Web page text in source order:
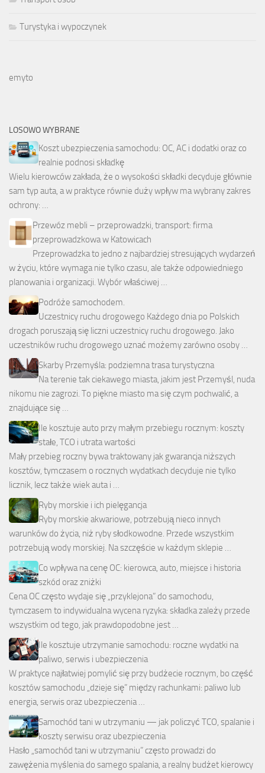
Turystyka i wypoczynek
emyto
LOSOWO WYBRANE
Koszt ubezpieczenia samochodu: OC, AC i dodatki oraz co
realnie podnosi składkę
Wielu kierowców zakłada, że o wysokości składki decyduje głównie
sam typ auta, a w praktyce równie duży wpływ ma wybrany zakres
ochrony: …
Przewóz mebli – przeprowadzki, transport: firma
przeprowadzkowa w Katowicach
Przeprowadzka to jedno z najbardziej stresujących wydarzeń
w życiu, które wymaga nie tylko czasu, ale także odpowiedniego
planowania i organizacji. Wybór właściwej …
Podróże samochodem.
Uczestnicy ruchu drogowego Każdego dnia po Polskich
drogach poruszają się liczni uczestnicy ruchu drogowego. Jako
uczestników ruchu drogowego uznać możemy zarówno osoby …
Skarby Przemyśla: podziemna trasa turystyczna
Na terenie tak ciekawego miasta, jakim jest Przemyśl, nuda
nikomu nie zagrozi. To piękne miasto ma się czym pochwalić, a
znajdujące się …
Ile kosztuje auto przy małym przebiegu rocznym: koszty
stałe, TCO i utrata wartości
Mały przebieg roczny bywa traktowany jak gwarancja niższych
kosztów, tymczasem o rocznych wydatkach decyduje nie tylko
licznik, lecz także wiek auta i …
Ryby morskie i ich pielęgancja
Ryby morskie akwariowe, potrzebują nieco innych
warunków do życia, niż ryby słodkowodne. Przede wszystkim
potrzebują wody morskiej. Na szczęście w każdym sklepie …
Co wpływa na cenę OC: kierowca, auto, miejsce i historia
szkód oraz zniżki
Cena OC często wydaje się „przyklejona” do samochodu,
tymczasem to indywidualna wycena ryzyka: składka zależy przede
wszystkim od tego, jak prawdopodobne jest …
Ile kosztuje utrzymanie samochodu: roczne wydatki na
paliwo, serwis i ubezpieczenia
W praktyce najłatwiej pomylić się przy budżecie rocznym, bo część
kosztów samochodu „dzieje się” między rachunkami: paliwo lub
energia, serwis oraz ubezpieczenia …
Samochód tani w utrzymaniu — jak policzyć TCO, spalanie i
koszty serwisu oraz ubezpieczenia
Hasło „samochód tani w utrzymaniu” często prowadzi do
zawężenia myślenia do samego spalania, a realny budżet kierowcy